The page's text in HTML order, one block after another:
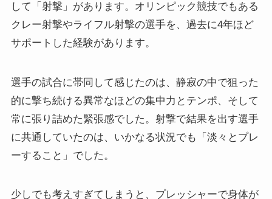
して「射撃」があります。オリンピック競技でもある
クレー射撃やライフル射撃の選手を、過去に4年ほど
サポートした経験があります。
選手の試合に帯同して感じたのは、静寂の中で狙った
的に撃ち続ける異常なほどの集中力とテンポ、そして
常に張り詰めた緊張感でした。射撃で結果を出す選手
に共通していたのは、いかなる状況でも「淡々とプレ
ーすること」でした。
少しでも考えすぎてしまうと、プレッシャーで身体が